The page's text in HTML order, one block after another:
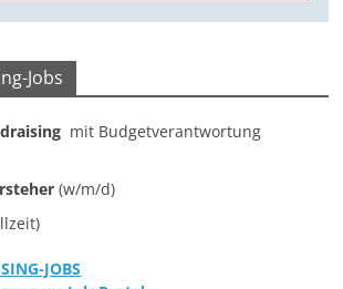
Jobs
mit Budgetverantwortung
(w/m/d)
JOBS